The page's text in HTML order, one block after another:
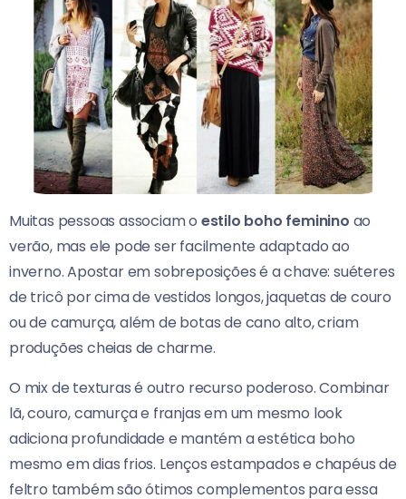
Muitas pessoas associam o estilo boho feminino ao
verão, mas ele pode ser facilmente adaptado ao
inverno. Apostar em sobreposições é a chave: suéteres
de tricô por cima de vestidos longos, jaquetas de couro
ou de camurça, além de botas de cano alto, criam
produções cheias de charme.
O mix de texturas é outro recurso poderoso. Combinar
lã, couro, camurça e franjas em um mesmo look
adiciona profundidade e mantém a estética boho
mesmo em dias frios. Lenços estampados e chapéus de
feltro também são ótimos complementos para essa